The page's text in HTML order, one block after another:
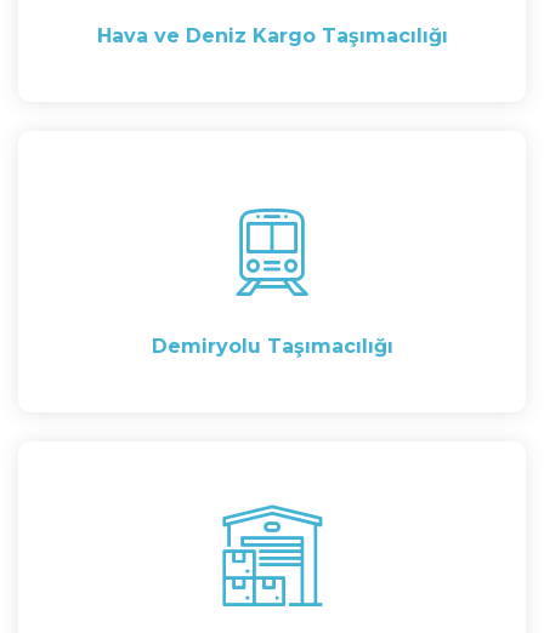
Hava ve Deniz Kargo Taşımacılığı
Demiryolu Taşımacılığı